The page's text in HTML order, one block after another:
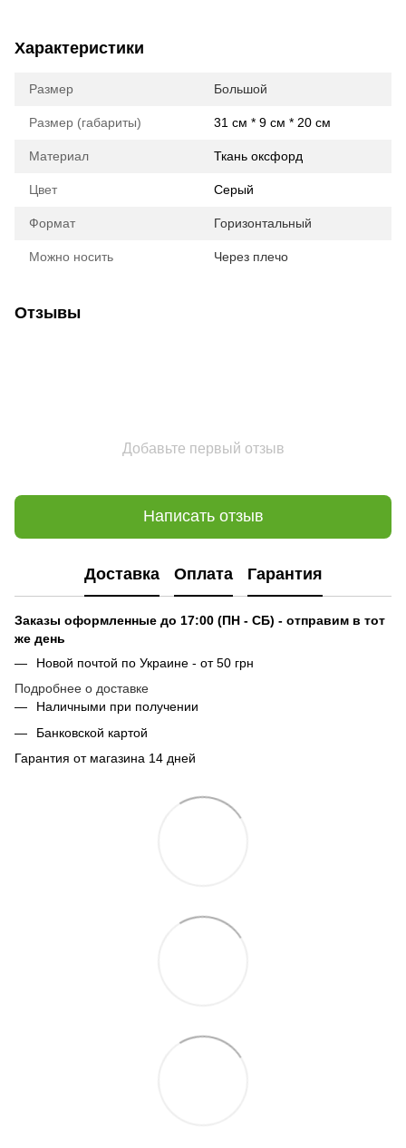
Характеристики
Размер Большой
Размер (габариты) 31 см * 9 см * 20 см
Материал Ткань оксфорд
Цвет Серый
Формат Горизонтальный
Можно носить Через плечо
Отзывы
Добавьте первый отзыв
Написать отзыв
Доставка Оплата Гарантия
Заказы оформленные до 17:00 (ПН - СБ) - отправим в тот
же день
Новой почтой по Украине - от 50 грн
Подробнее о доставке
Наличными при получении
Банковской картой
Гарантия от магазина 14 дней